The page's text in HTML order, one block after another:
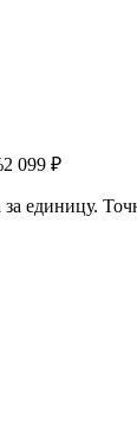
2 099 ₽
единицу.